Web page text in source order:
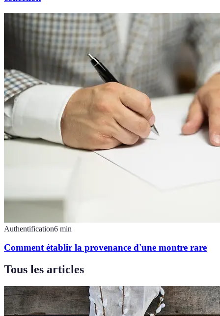
Authentification6 min
Comment établir la provenance d'une montre rare
Tous les articles